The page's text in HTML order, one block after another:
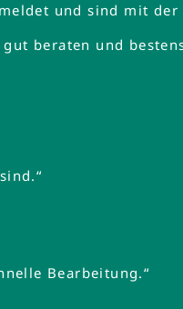
und sind mit der
beraten und
Bearbeitung.“